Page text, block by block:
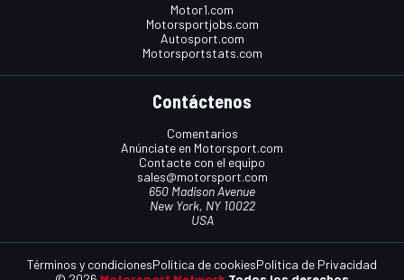
Motor1.com
Motorsportjobs.com
Autosport.com
Motorsportstats.com
Contáctenos
Comentarios
Anúnciate en Motorsport.com
Contacte con el equipo
sales@motorsport.com
650 Madison Avenue
New York, NY 10022
USA
Términos y condicionesPolítica de cookiesPolítica de Privacidad